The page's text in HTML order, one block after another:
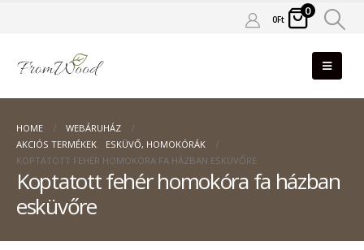
0Ft
0
HOME
WEBÁRUHÁZ
AKCIÓS TERMÉKEK,
ESKÜVŐ, HOMOKÓRÁK
KOPTATOTT FEHÉR HOMOKÓRA FA HÁZBAN ESKÜVŐRE
Koptatott fehér homokóra fa házban
esküvőre